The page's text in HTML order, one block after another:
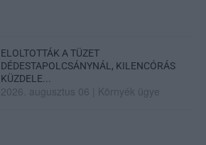
ELOLTOTTÁK A TÜZET
DÉDESTAPOLCSÁNYNÁL, KILENCÓRÁS
KÜZDELE...
2026. augusztus 06 Környék ügye